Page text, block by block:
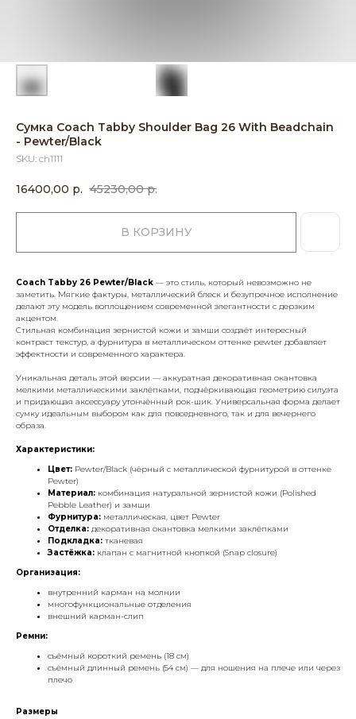
Сумка Coach Tabby Shoulder Bag 26 With Beadchain
- Pewter/Black
SKU: ch1111
16400,00 р. 45230,00 р.
В КОРЗИНУ
Coach Tabby 26 Pewter/Black — это стиль, который невозможно не
заметить. Мягкие фактуры, металлический блеск и безупречное исполнение
делают эту модель воплощением современной элегантности с дерзким
акцентом.
Стильная комбинация зернистой кожи и замши создаёт интересный
контраст текстур, а фурнитура в металлическом оттенке pewter добавляет
эффектности и современного характера.
Уникальная деталь этой версии — аккуратная декоративная окантовка
мелкими металлическими заклёпками, подчёркивающая геометрию силуэта
и придающая аксессуару утончённый рок-шик. Универсальная форма делает
сумку идеальным выбором как для повседневного, так и для вечернего
образа.
Характеристики:
Цвет: Pewter/Black (чёрный с металлической фурнитурой в оттенке
Pewter)
Материал: комбинация натуральной зернистой кожи (Polished
Pebble Leather) и замши
Фурнитура: металлическая, цвет Pewter
Отделка: декоративная окантовка мелкими заклёпками
Подкладка: тканевая
Застёжка: клапан с магнитной кнопкой (Snap closure)
Организация:
внутренний карман на молнии
многофункциональные отделения
внешний карман-слип
Ремни:
съёмный короткий ремень (18 см)
съёмный длинный ремень (54 см) — для ношения на плече или через
плечо
Размеры